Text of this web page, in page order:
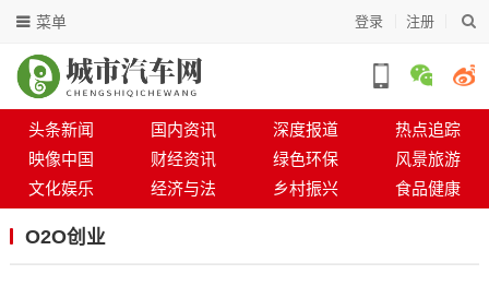
登录 注册
菜单
头条新闻 国内资讯 深度报道
热点追踪
映像中国
财经资讯 绿色环保
风景旅游
文化娱乐
经济与法 乡村振兴 食品健康
O2O创业